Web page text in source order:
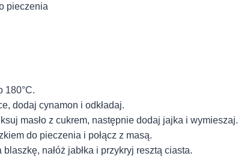
pieczenia
180°C.
dodaj cynamon i odkładaj.
masło z cukrem, następnie dodaj jajka i wymieszaj.
do pieczenia i połącz z masą.
nałóż jabłka i przykryj resztą ciasta.